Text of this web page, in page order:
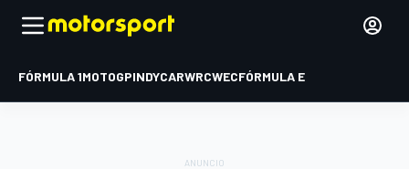
FÓRMULA 1MOTOGPINDYCARWRCWECFÓRMULA E